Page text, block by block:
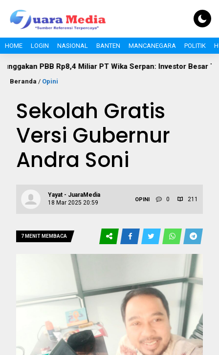
HOME LOGIN NASIONAL BANTEN MANCANEGARA POLITIK
Miliar PT Wika Serpan: Investor Besar Tak Boleh Kebal
Beranda / Opini
Sekolah Gratis
Versi Gubernur
Andra Soni
Yayat - JuaraMedia
18 Mar 2025 20:59
OPINI 0 211
7 MENIT MEMBACA